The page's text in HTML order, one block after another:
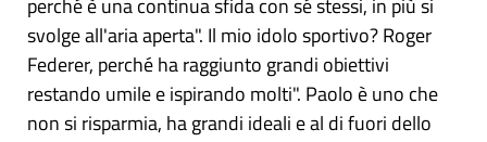
perché è una continua sfida con sé stessi, in più si
svolge all'aria aperta". Il mio idolo sportivo? Roger
Federer, perché ha raggiunto grandi obiettivi
restando umile e ispirando molti". Paolo è uno che
non si risparmia, ha grandi ideali e al di fuori dello